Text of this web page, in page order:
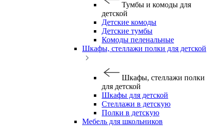
Тумбы и комоды для
детской
Детские комоды
Детские тумбы
Комоды пеленальные
Шкафы, стеллажи полки для детской
Шкафы, стеллажи полки
для детской
Шкафы для детской
Стеллажи в детскую
Полки в детскую
Мебель для школьников